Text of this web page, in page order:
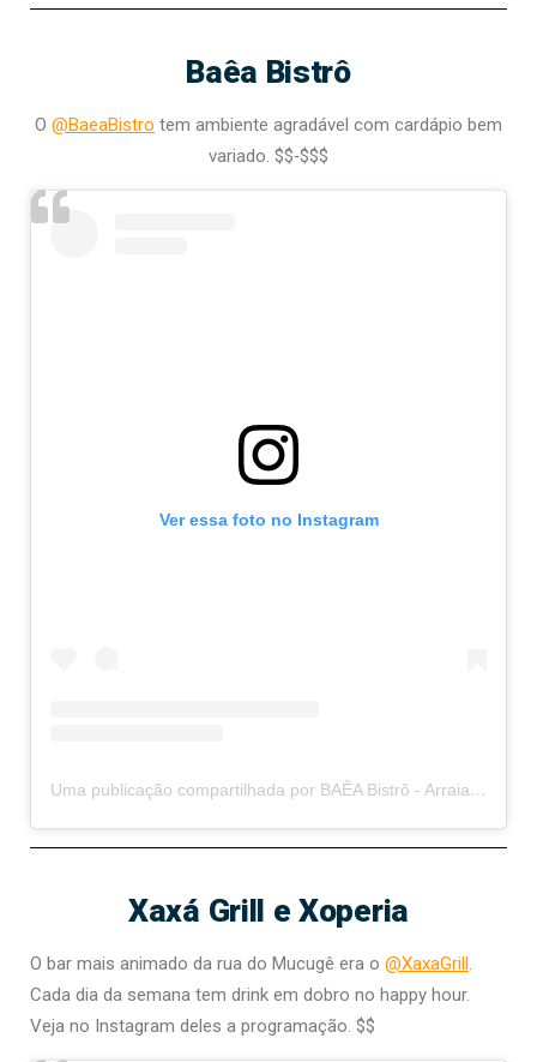
Baêa Bistrô
O @BaeaBistro tem ambiente agradável com cardápio bem
variado. $$‑$$$
Ver essa foto no Instagram
Uma publicação compartilhada por BAÊA Bistrô - Arraial d'Ajuda (@baeabistro)
Xaxá Grill e Xoperia
O bar mais animado da rua do Mucugê era o @XaxaGrill.
Cada dia da semana tem drink em dobro no happy hour.
Veja no Instagram deles a programação. $$